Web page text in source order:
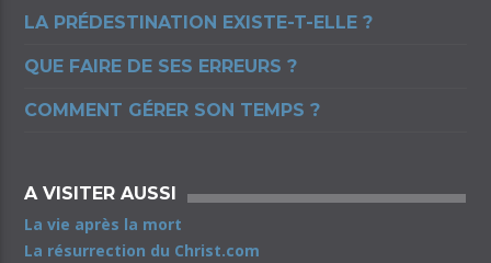
LA PRÉDESTINATION EXISTE-T-ELLE ?
QUE FAIRE DE SES ERREURS ?
COMMENT GÉRER SON TEMPS ?
A VISITER AUSSI
La vie après la mort
La résurrection du Christ.com